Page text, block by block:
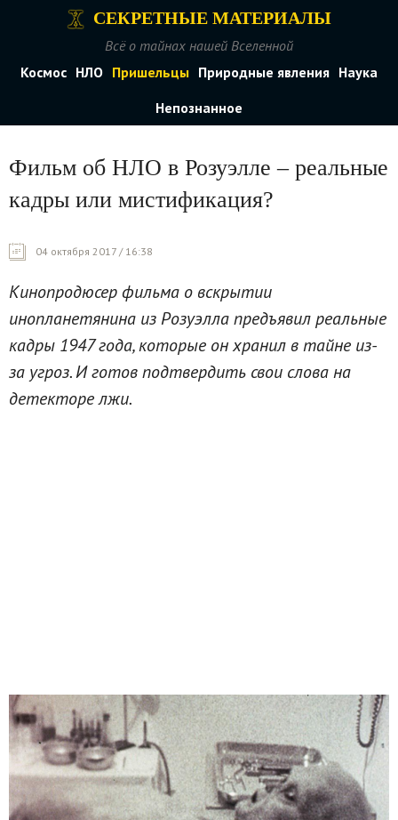
СЕКРЕТНЫЕ МАТЕРИАЛЫ
Всё о тайнах нашей Вселенной
Космос НЛО Пришельцы Природные явления Наука
Непознанное
Фильм об НЛО в Розуэлле – реальные
кадры или мистификация?
04 октября 2017 / 16:38
Кинопродюсер фильма о вскрытии
инопланетянина из Розуэлла предъявил реальные
кадры 1947 года, которые он хранил в тайне из-
за угроз. И готов подтвердить свои слова на
детекторе лжи.